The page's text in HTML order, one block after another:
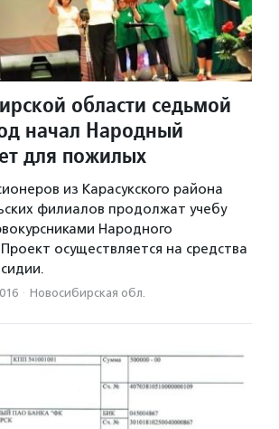
области седьмой
начал Народный
для пожилых
из Карасукского района
филиалов продолжат учебу
Народного
осуществляется на средства
· Новосибирская обл.